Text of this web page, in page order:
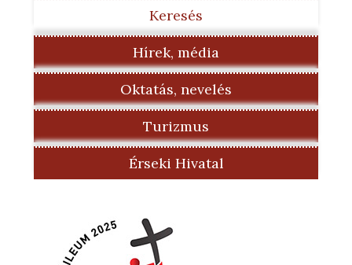
Keresés
Hírek, média
Oktatás, nevelés
Turizmus
Érseki Hivatal